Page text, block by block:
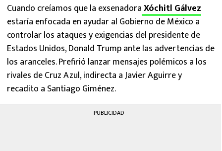
Cuando creíamos que la exsenadoraXóchitl Gálvez
estaría enfocada en ayudar al Gobierno de México a
controlar los ataques y exigencias del presidente de
Estados Unidos, Donald Trump ante las advertencias de
los aranceles. Prefirió lanzar mensajes polémicos a los
rivales de Cruz Azul, indirecta a Javier Aguirre y
recadito a Santiago Giménez.
PUBLICIDAD